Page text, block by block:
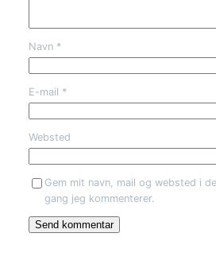
Navn *
E-mail *
Websted
Gem mit navn, mail og websted i
gang jeg kommenterer.